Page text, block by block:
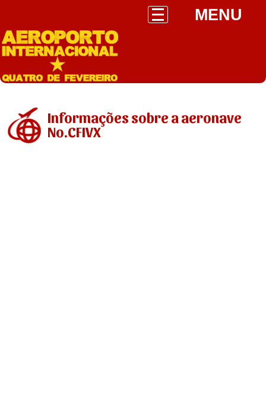
MENU
Informações sobre a aeronave
No.CFIVX